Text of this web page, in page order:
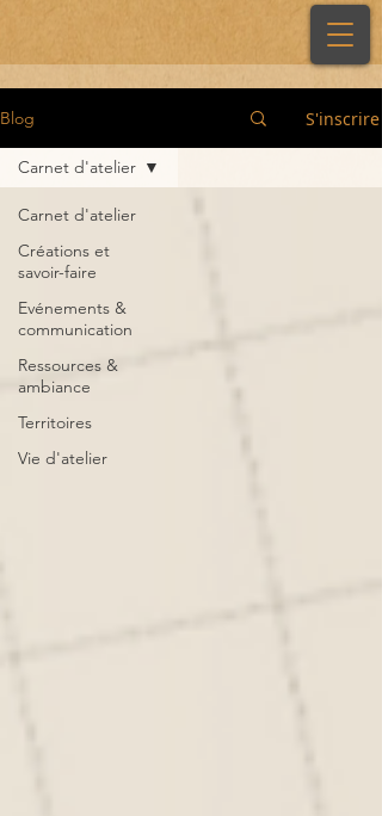
Blog S'inscrire
Carnet d'atelier
Créations et
savoir-faire
Evénements &
communication
Ressources &
ambiance
Territoires
Vie d'atelier
Carnet d'atelier